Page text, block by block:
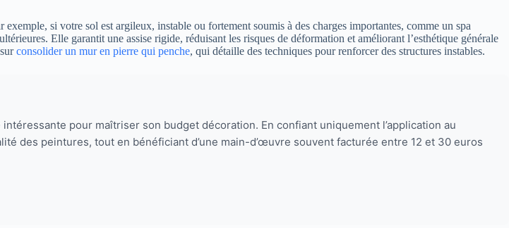
si votre sol est argileux, instable ou fortement soumis à des charges importantes, comme un spa
Elle garantit une assise rigide, réduisant les risques de déformation et améliorant l’esthétique générale
consolider un mur en pierre qui penche, qui détaille des techniques pour renforcer des structures instables.
pour maîtriser son budget décoration. En confiant uniquement l’application au
des peintures, tout en bénéficiant d’une main-d’œuvre souvent facturée entre 12 et 30 euros